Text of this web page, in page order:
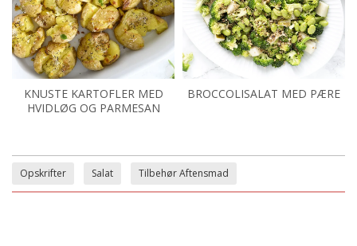
KNUSTE KARTOFLER MED
HVIDLØG OG PARMESAN
BROCCOLISALAT MED PÆRE
Opskrifter Salat Tilbehør Aftensmad